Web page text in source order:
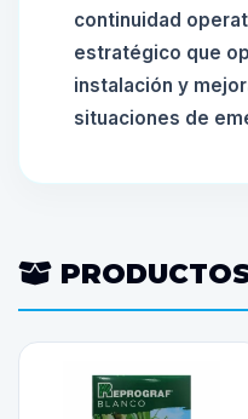
continuidad
estratégico que
instalación y
situaciones de